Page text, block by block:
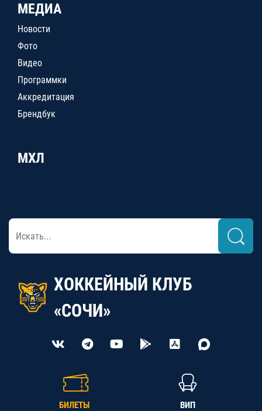
МЕДИА
Новости
Фото
Видео
Программки
Аккредитация
Брендбук
МХЛ
ХОККЕЙНЫЙ КЛУБ
«СОЧИ»
БИЛЕТЫ ВИП